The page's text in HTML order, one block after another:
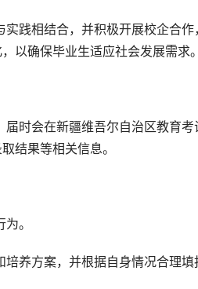
以确保毕业生适应社会发展需求
结果等相关信息。
。